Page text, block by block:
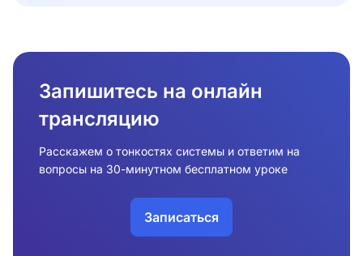
Запишитесь на онлайн
трансляцию
Расскажем о тонкостях системы и ответим на
вопросы на 30-минутном бесплатном уроке
Записаться